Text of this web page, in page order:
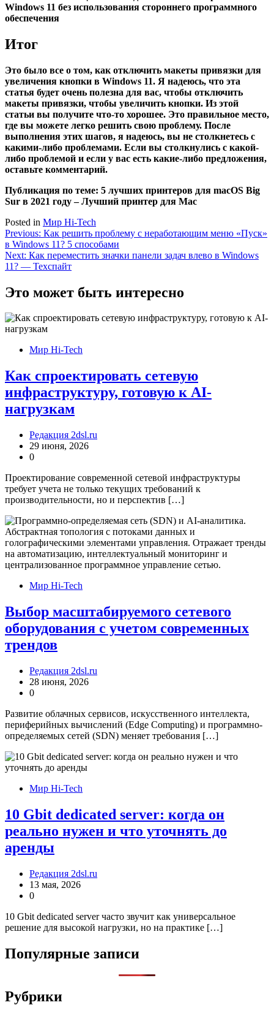
Windows 11 без использования стороннего программного
обеспечения
Итог
Это было все о том, как отключить макеты привязки для
увеличения кнопки в Windows 11. Я надеюсь, что эта
статья будет очень полезна для вас, чтобы отключить
макеты привязки, чтобы увеличить кнопки. Из этой
статьи вы получите что-то хорошее. Это правильное место,
где вы можете легко решить свою проблему. После
выполнения этих шагов, я надеюсь, вы не столкнетесь с
какими-либо проблемами. Если вы столкнулись с какой-
либо проблемой и если у вас есть какие-либо предложения,
оставьте комментарий.
Публикация по теме: 5 лучших принтеров для macOS Big
Sur в 2021 году – Лучший принтер для Mac
Posted in Мир Hi-Tech
Навигация
по
записям
Previous: Как решить проблему с неработающим меню «Пуск»
в Windows 11? 5 способами
Next: Как переместить значки панели задач влево в Windows
11? — Техспайт
Это может быть интересно
Мир Hi-Tech
Как спроектировать сетевую
инфраструктуру, готовую к AI-
нагрузкам
Редакция 2dsl.ru
29 июня, 2026
0
Проектирование современной сетевой инфраструктуры
требует учета не только текущих требований к
производительности, но и перспектив […]
Мир Hi-Tech
Выбор масштабируемого сетевого
оборудования с учетом современных
трендов
Редакция 2dsl.ru
28 июня, 2026
0
Развитие облачных сервисов, искусственного интеллекта,
периферийных вычислений (Edge Computing) и программно-
определяемых сетей (SDN) меняет требования […]
Мир Hi-Tech
10 Gbit dedicated server: когда он
реально нужен и что уточнять до
аренды
Редакция 2dsl.ru
13 мая, 2026
0
10 Gbit dedicated server часто звучит как универсальное
решение для высокой нагрузки, но на практике […]
Популярные записи
Рубрики